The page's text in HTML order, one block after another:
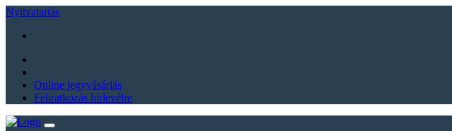
Nyitvatartás
Online jegyvásárlás
Feliratkozás hírlevélre